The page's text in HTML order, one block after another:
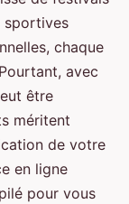
sportives
chaque
avec
être
méritent
de votre
en ligne
pour vous